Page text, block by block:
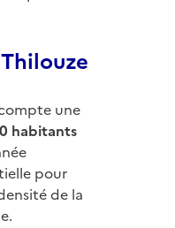
une
habitants
pour
de la